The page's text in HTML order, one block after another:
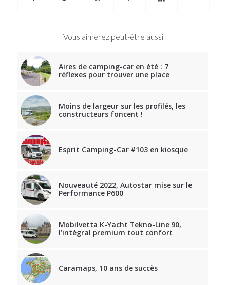
Vous aimerez peut-être aussi
Aires de camping-car en été : 7
réflexes pour trouver une place
Moins de largeur sur les profilés, les
constructeurs foncent !
Esprit Camping-Car #103 en kiosque
Nouveauté 2022, Autostar mise sur le
Performance P600
Mobilvetta K-Yacht Tekno-Line 90,
l’intégral premium tout confort
Caramaps, 10 ans de succès